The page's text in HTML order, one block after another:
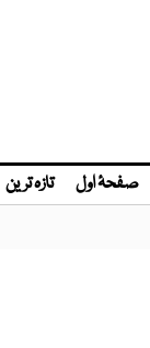
صفحۂ اول تازہ ترین